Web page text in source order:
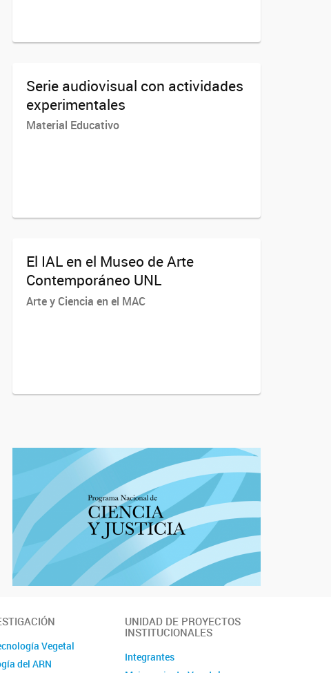
Serie audiovisual con actividades
experimentales
Material Educativo
El IAL en el Museo de Arte
Contemporáneo UNL
Arte y Ciencia en el MAC
Vegetal
del ARN
UNIDAD DE PROYECTOS
INSTITUCIONALES
Integrantes